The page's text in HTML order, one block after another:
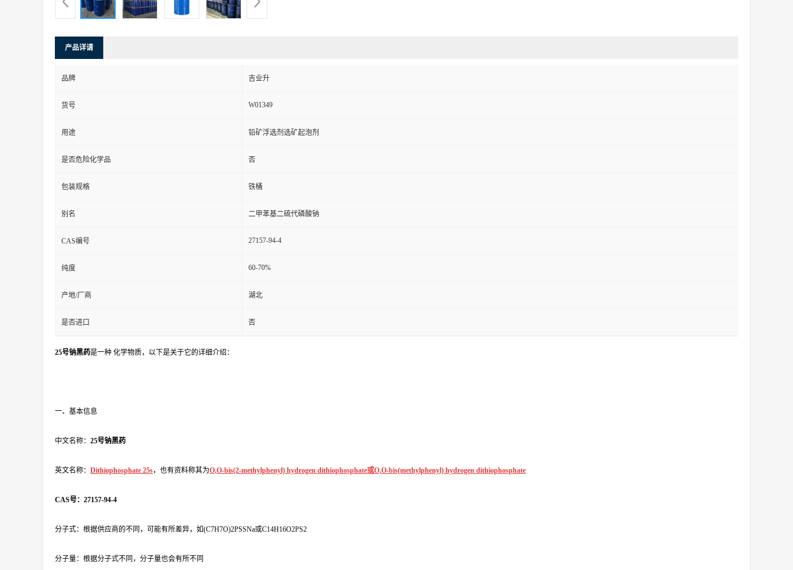
产品详请
品牌 吉业升
货号 W01349
用途 铅矿浮选剂选矿起泡剂
是否危险化学品 否
包装规格 铁桶
别名 二甲苯基二硫代磷酸钠
CAS编号 27157-94-4
纯度 60-70%
产地/厂商 湖北
是否进口 否
25号钠黑药是一种 化学物质，以下是关于它的详细介绍：
一、基本信息
中文名称： 25号钠黑药
英文名称： Dithiophosphate 25s，也有资料称其为O,O-bis(2-methylphenyl) hydrogen dithiophosphate或O,O-bis(methylphenyl) hydrogen dithiophosphate
CAS号：27157-94-4
分子式：根据供应商的不同，可能有所差异，如(C7H7O)2PSSNa或C14H16O2PS2
分子量：根据分子式不同，分子量也会有所不同